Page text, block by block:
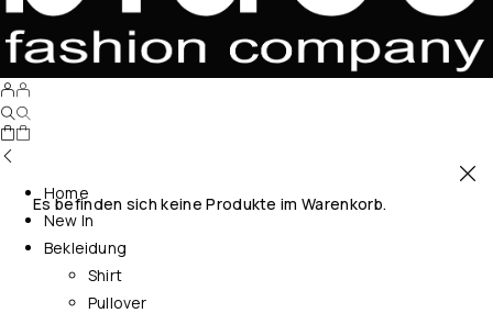
Es befinden sich keine Produkte im Warenkorb.
Home
New In
Bekleidung
Shirt
Pullover